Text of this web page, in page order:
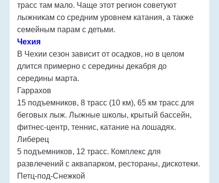
трасс там мало. Чаще этот регион советуют
лыжникам со средним уровнем катания, а также
семейным парам с детьми.
Чехия
В Чехии сезон зависит от осадков, но в целом
длится примерно с середины декабря до
середины марта.
Гаррахов
15 подъемников, 8 трасс (10 км), 65 км трасс для
беговых лыж. Лыжные школы, крытый бассейн,
фитнес-центр, теннис, катание на лошадях.
Либерец
5 подъемников, 12 трасс. Комплекс для
развлечений с аквапарком, рестораны, дискотеки.
Петц-под-Снежкой